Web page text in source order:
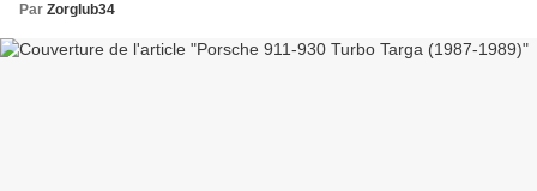
Par Zorglub34